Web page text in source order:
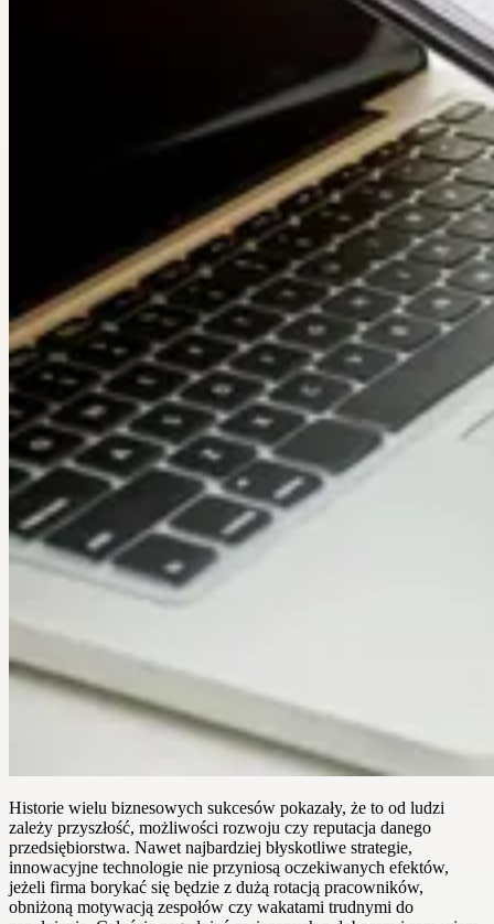
Historie wielu biznesowych sukcesów pokazały, że to od ludzi
zależy przyszłość, możliwości rozwoju czy reputacja danego
przedsiębiorstwa. Nawet najbardziej błyskotliwe strategie,
innowacyjne technologie nie przyniosą oczekiwanych efektów,
jeżeli firma borykać się będzie z dużą rotacją pracowników,
obniżoną motywacją zespołów czy wakatami trudnymi do